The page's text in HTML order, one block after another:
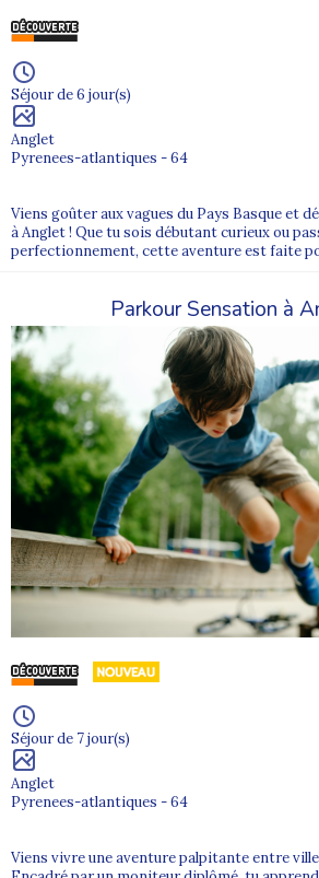
Séjour de 6 jour(s)
Anglet
Pyrenees-atlantiques - 64
Viens goûter aux vagues du Pays Basque et
à Anglet ! Que tu sois débutant curieux ou
perfectionnement, cette aventure est faite
Parkour Sensation à
Séjour de 7 jour(s)
Anglet
Pyrenees-atlantiques - 64
Viens vivre une aventure palpitante entre